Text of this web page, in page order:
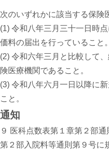
次のいずれかに該当する保険
(1) 令和八年三月三十一日時
価料の届出を行っていること。
(2) 令和六年三月と比較して
険医療機関であること。
(3) 令和八年六月一日以降に
こと。
通知
９ 医科点数表第１章第２部
第２部入院料等通則第９号に